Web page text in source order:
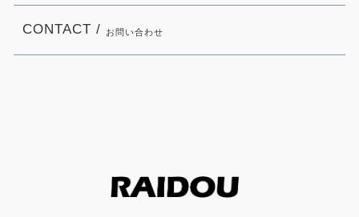
CONTACT / お問い合わせ